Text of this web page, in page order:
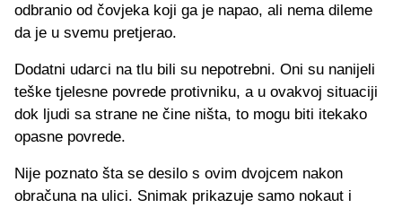
odbranio od čovjeka koji ga je napao, ali nema dileme
da je u svemu pretjerao.
Dodatni udarci na tlu bili su nepotrebni. Oni su nanijeli
teške tjelesne povrede protivniku, a u ovakvoj situaciji
dok ljudi sa strane ne čine ništa, to mogu biti itekako
opasne povrede.
Nije poznato šta se desilo s ovim dvojcem nakon
obračuna na ulici. Snimak prikazuje samo nokaut i